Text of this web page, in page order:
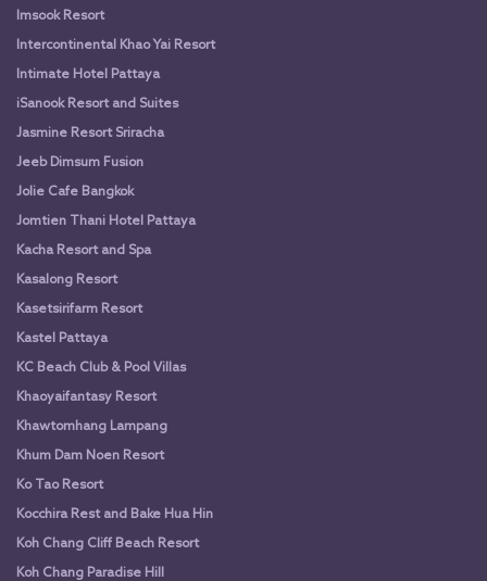
Imsook Resort
Intercontinental Khao Yai Resort
Intimate Hotel Pattaya
iSanook Resort and Suites
Jasmine Resort Sriracha
Jeeb Dimsum Fusion
Jolie Cafe Bangkok
Jomtien Thani Hotel Pattaya
Kacha Resort and Spa
Kasalong Resort
Kasetsirifarm Resort
Kastel Pattaya
KC Beach Club & Pool Villas
Khaoyaifantasy Resort
Khawtomhang Lampang
Khum Dam Noen Resort
Ko Tao Resort
Kocchira Rest and Bake Hua Hin
Koh Chang Cliff Beach Resort
Koh Chang Paradise Hill